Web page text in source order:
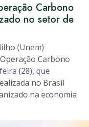
Carbono
no setor de
(Unem)
Carbono
(28), que
no Brasil
na economia